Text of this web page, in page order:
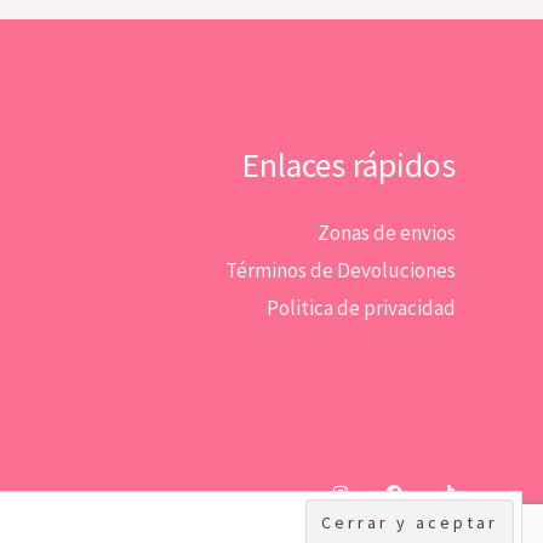
Enlaces rápidos
Zonas de envios
Términos de Devoluciones
Politica de privacidad